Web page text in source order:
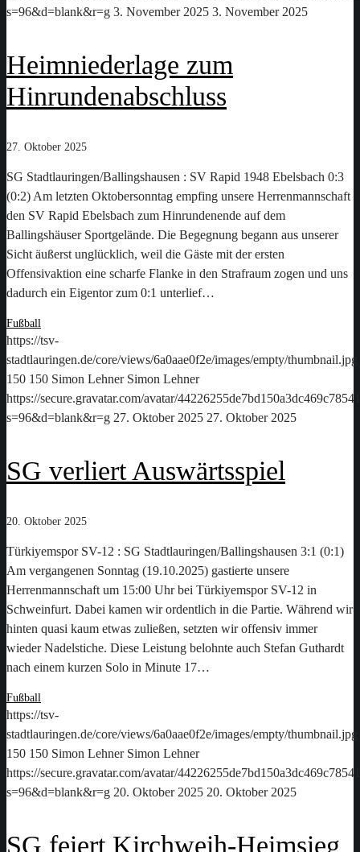
s=96&d=blank&r=g 3. November 2025 3. November 2025
Heimniederlage zum
Hinrundenabschluss
27. Oktober 2025
SG Stadtlauringen/Ballingshausen : SV Rapid 1948 Ebelsbach 0:3
(0:2) Am letzten Oktobersonntag empfing unsere Herrenmannschaft
den SV Rapid Ebelsbach zum Hinrundenende auf dem
Ballingshäuser Sportgelände. Die Begegnung begann aus unserer
Sicht äußerst unglücklich, weil die Gäste mit der ersten
Offensivaktion eine scharfe Flanke in den Strafraum zogen und uns
dadurch ein Eigentor zum 0:1 unterlief…
Fußball
https://tsv-
stadtlauringen.de/core/views/6a0aae0f2e/images/empty/thumbnail.jpg
150 150 Simon Lehner Simon Lehner
https://secure.gravatar.com/avatar/
s=96&d=blank&r=g 27. Oktober 2025 27. Oktober 2025
SG verliert Auswärtsspiel
20. Oktober 2025
Türkiyemspor SV-12 : SG Stadtlauringen/Ballingshausen 3:1 (0:1)
Am vergangenen Sonntag (19.10.2025) gastierte unsere
Herrenmannschaft um 15:00 Uhr bei Türkiyemspor SV-12 in
Schweinfurt. Dabei kamen wir ordentlich in die Partie. Während wir
hinten quasi kaum etwas zuließen, setzten wir offensiv immer
wieder Nadelstiche. Diese Leistung belohnte auch Stefan Guthardt
nach einem kurzen Solo in Minute 17…
Fußball
https://tsv-
stadtlauringen.de/core/views/6a0aae0f2e/images/empty/thumbnail.jpg
150 150 Simon Lehner Simon Lehner
https://secure.gravatar.com/avatar/
s=96&d=blank&r=g 20. Oktober 2025 20. Oktober 2025
SG feiert Kirchweih-Heimsieg